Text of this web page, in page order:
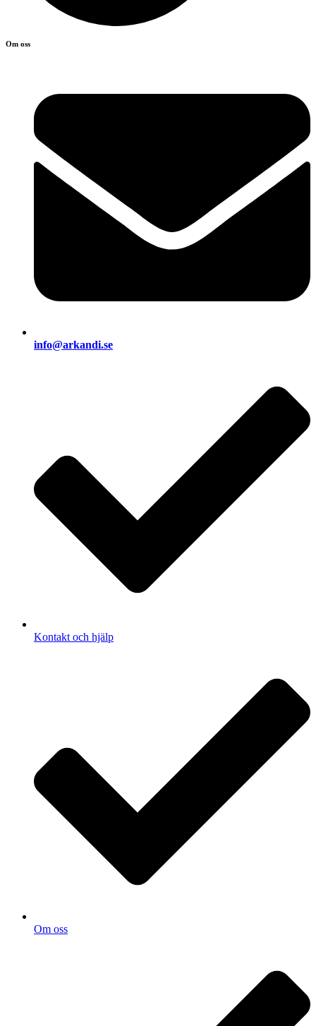
Om oss
info@arkandi.se
Kontakt och hjälp
Om oss